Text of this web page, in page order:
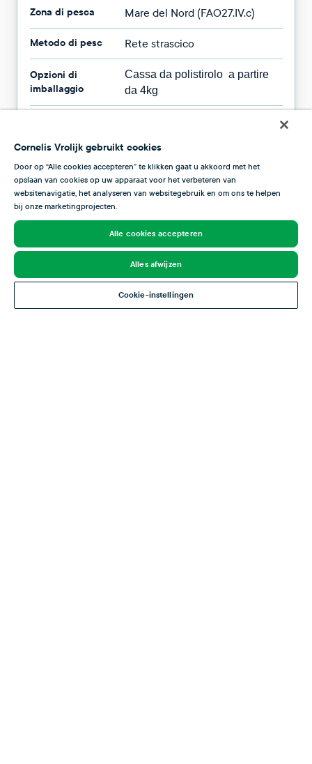
Zona di pesca Mare del Nord (FAO27.IV.c)
Metodo di pesc Rete strascico
Opzioni di
imballaggio
Cassa da polistirolo a partire
da 4kg
Stagione del pesce
In questa panoramica puoi vedere quando il rombo
picco da estate fino a febbraio dell’anno successivo, ma
Mag Giu Lug Ago
Cornelis Vrolijk gebruikt cookies
Door op “Alle cookies accepteren” te klikken gaat u akkoord met het
opslaan van cookies op uw apparaat voor het verbeteren van
websitenavigatie, het analyseren van websitegebruik en om ons te helpen
bij onze marketingprojecten.
Alle cookies accepteren
Alles afwijzen
Cookie-instellingen